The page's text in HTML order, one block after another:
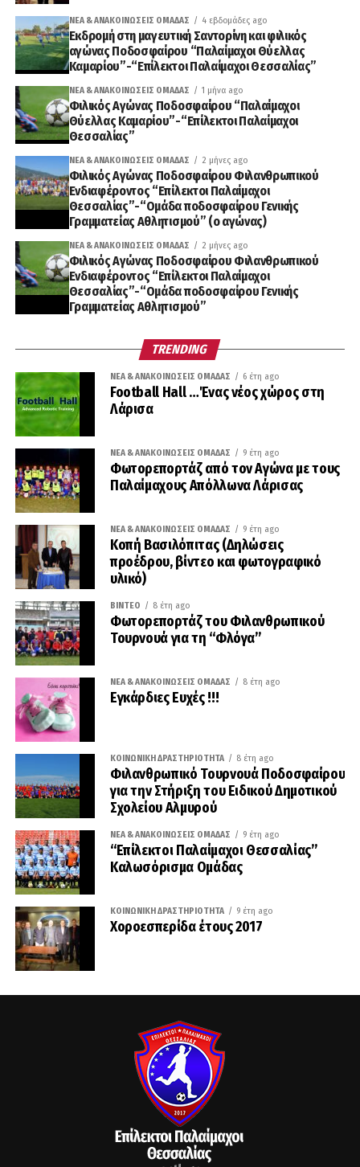
ΝΈΑ & ΑΝΑΚΟΙΝΏΣΕΙΣ ΟΜΆΔΑΣ 4 εβδομάδες ago
Εκδρομή στη μαγευτική Σαντορίνη και φιλικός
αγώνας Ποδοσφαίρου “Παλαίμαχοι Θύελλας
Καμαρίου”-“Επίλεκτοι Παλαίμαχοι Θεσσαλίας”
ΝΈΑ & ΑΝΑΚΟΙΝΏΣΕΙΣ ΟΜΆΔΑΣ 1 μήνα ago
Φιλικός Αγώνας Ποδοσφαίρου “Παλαίμαχοι
Θύελλας Καμαρίου”-“Επίλεκτοι Παλαίμαχοι
Θεσσαλίας”
ΝΈΑ & ΑΝΑΚΟΙΝΏΣΕΙΣ ΟΜΆΔΑΣ 2 μήνες ago
Φιλικός Αγώνας Ποδοσφαίρου Φιλανθρωπικού
Ενδιαφέροντος “Επίλεκτοι Παλαίμαχοι
Θεσσαλίας”-“Ομάδα ποδοσφαίρου Γενικής
Γραμματείας Αθλητισμού” (ο αγώνας)
ΝΈΑ & ΑΝΑΚΟΙΝΏΣΕΙΣ ΟΜΆΔΑΣ 2 μήνες ago
Φιλικός Αγώνας Ποδοσφαίρου Φιλανθρωπικού
Ενδιαφέροντος “Επίλεκτοι Παλαίμαχοι
Θεσσαλίας”-“Ομάδα ποδοσφαίρου Γενικής
Γραμματείας Αθλητισμού”
TRENDING
ΝΈΑ & ΑΝΑΚΟΙΝΏΣΕΙΣ ΟΜΆΔΑΣ 6 έτη ago
Football Hall …Ένας νέος χώρος στη
Λάρισα
ΝΈΑ & ΑΝΑΚΟΙΝΏΣΕΙΣ ΟΜΆΔΑΣ 9 έτη ago
Φωτορεπορτάζ από τον Αγώνα με τους
Παλαίμαχους Απόλλωνα Λάρισας
ΝΈΑ & ΑΝΑΚΟΙΝΏΣΕΙΣ ΟΜΆΔΑΣ 9 έτη ago
Κοπή Βασιλόπιτας (Δηλώσεις
προέδρου, βίντεο και φωτογραφικό
υλικό)
ΒΊΝΤΕΟ 8 έτη ago
Φωτορεπορτάζ του Φιλανθρωπικού
Τουρνουά για τη “Φλόγα”
ΝΈΑ & ΑΝΑΚΟΙΝΏΣΕΙΣ ΟΜΆΔΑΣ 8 έτη ago
Εγκάρδιες Ευχές !!!
ΚΟΙΝΩΝΙΚΉ ΔΡΑΣΤΗΡΙΌΤΗΤΑ 8 έτη ago
Φιλανθρωπικό Τουρνουά Ποδοσφαίρου
για την Στήριξη του Ειδικού Δημοτικού
Σχολείου Αλμυρού
ΝΈΑ & ΑΝΑΚΟΙΝΏΣΕΙΣ ΟΜΆΔΑΣ 9 έτη ago
“Επίλεκτοι Παλαίμαχοι Θεσσαλίας”
Καλωσόρισμα Ομάδας
ΚΟΙΝΩΝΙΚΉ ΔΡΑΣΤΗΡΙΌΤΗΤΑ 9 έτη ago
Χοροεσπερίδα έτους 2017